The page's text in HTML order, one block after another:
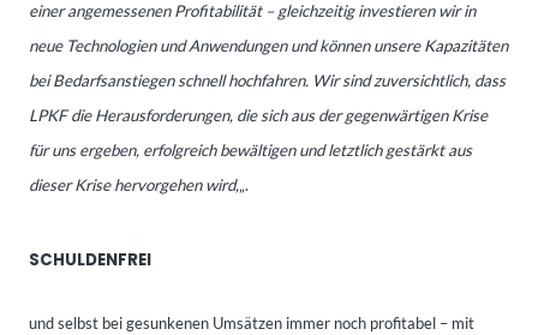
einer angemessenen Profitabilität – gleichzeitig investieren wir in
neue Technologien und Anwendungen und können unsere Kapazitäten
bei Bedarfsanstiegen schnell hochfahren. Wir sind zuversichtlich, dass
LPKF die Herausforderungen, die sich aus der gegenwärtigen Krise
für uns ergeben, erfolgreich bewältigen und letztlich gestärkt aus
dieser Krise hervorgehen wird,„.
SCHULDENFREI
und selbst bei gesunkenen Umsätzen immer noch profitabel – mit